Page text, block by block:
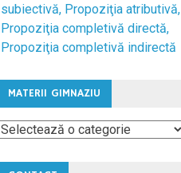
subiectivă, Propoziţia atributivă,
Propoziţia completivă directă,
Propoziţia completivă indirectă
MATERII GIMNAZIU
Materii